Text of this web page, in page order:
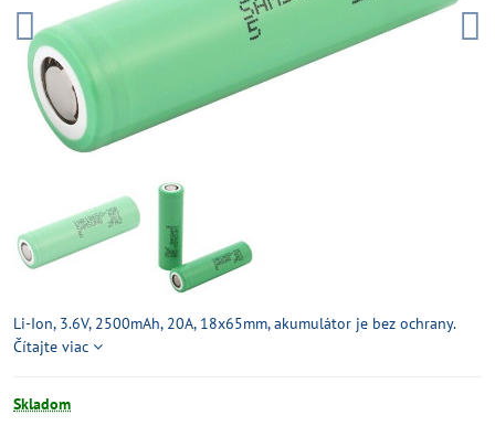
Li-Ion, 3.6V, 2500mAh, 20A, 18x65mm, akumulátor je bez ochrany.
Čítajte viac
Skladom